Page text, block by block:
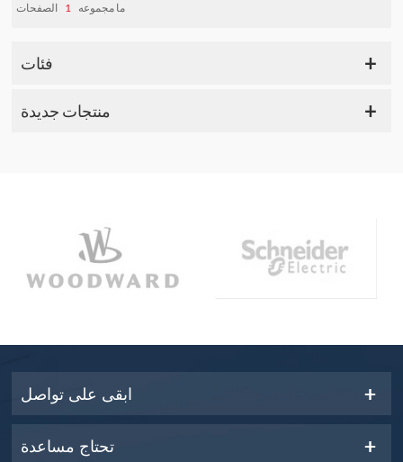
ما مجموعه 1 الصفحات
فئات
منتجات جديدة
ابقى على تواصل
تحتاج مساعدة